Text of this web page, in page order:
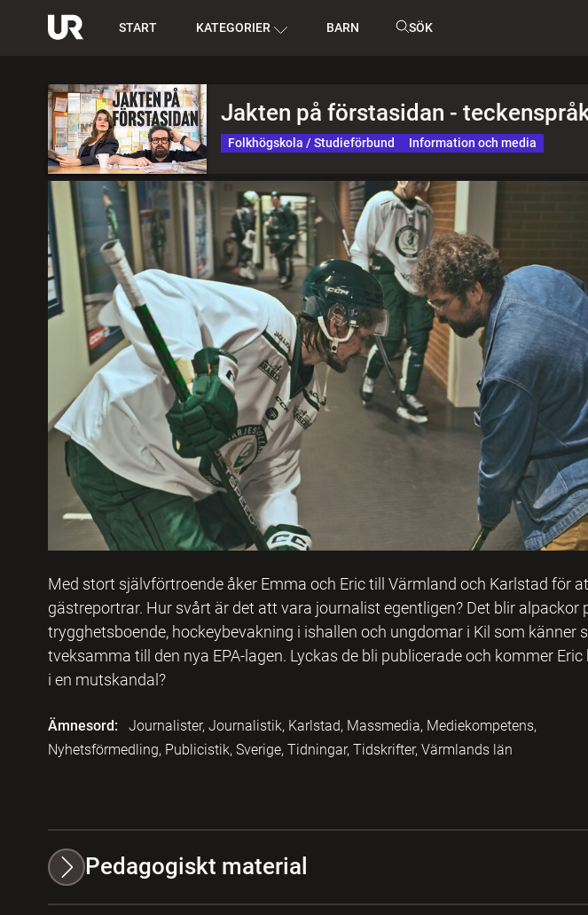
START KATEGORIER BARN SÖK
Jakten på förstasidan -
Folkhögskola / Studieförbund Information och media
Med stort självförtroende åker Emma och Eric till Värmland och Karlstad för
gästreportrar. Hur svårt är det att vara journalist egentligen? Det blir alpackor
trygghetsboende, hockeybevakning i ishallen och ungdomar i Kil som känner
tveksamma till den nya EPA-lagen. Lyckas de bli publicerade och kommer Eric
i en mutskandal?
Ämnesord:
Journalister, Journalistik, Karlstad, Massmedia, Mediekompetens,
Nyhetsförmedling, Publicistik, Sverige, Tidningar, Tidskrifter, Värmlands län
Pedagogiskt material